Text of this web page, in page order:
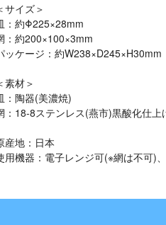
サイズ＞
：約Φ225×28mm
：約200×100×3mm
ッケージ：約W238×D245×H30mm
素材＞
：陶器(美濃焼)
：18-8ステンレス(燕市)黒酸化仕上
産地：日本
用機器：電子レンジ可(※網は不可)